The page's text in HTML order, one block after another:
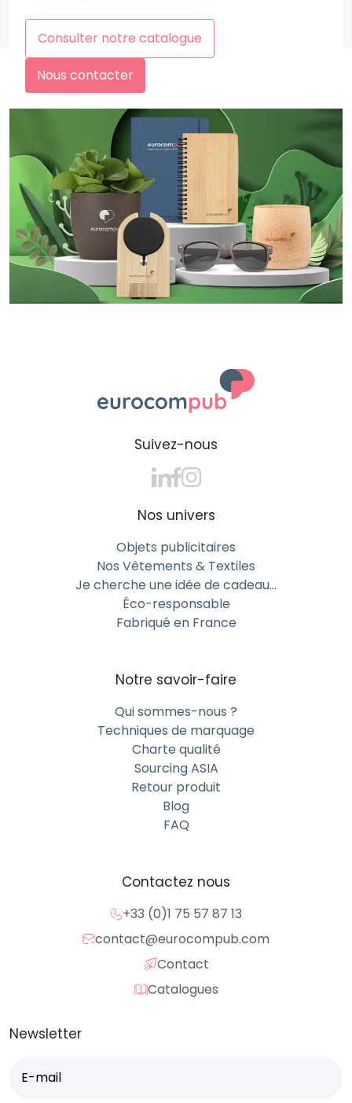
Consulter notre catalogue
Nous contacter
Suivez-nous
Nos univers
Objets publicitaires
Nos Vêtements & Textiles
Je cherche une idée de cadeau…
Éco-responsable
Fabriqué en France
Notre savoir-faire
Qui sommes-nous ?
Techniques de marquage
Charte qualité
Sourcing ASIA
Retour produit
Blog
FAQ
Contactez nous
+33 (0)1 75 57 87 13
contact@eurocompub.com
Contact
Catalogues
Newsletter
mail(Nécessaire)